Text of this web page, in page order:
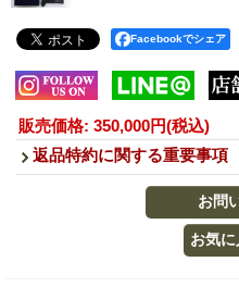
Facebookでシェア
販売価格: 350,000円(税込)
返品特約に関する重要事項